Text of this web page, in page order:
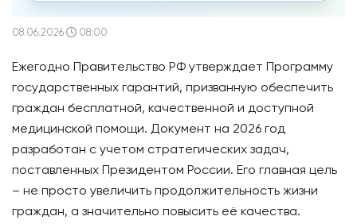
08.06.2026 08:00
Ежегодно Правительство РФ утверждает Программу
государственных гарантий, призванную обеспечить
граждан бесплатной, качественной и доступной
медицинской помощи. Документ на 2026 год
разработан с учетом стратегических задач,
поставленных Президентом России. Его главная цель
– не просто увеличить продолжительность жизни
граждан, а значительно повысить её качества.